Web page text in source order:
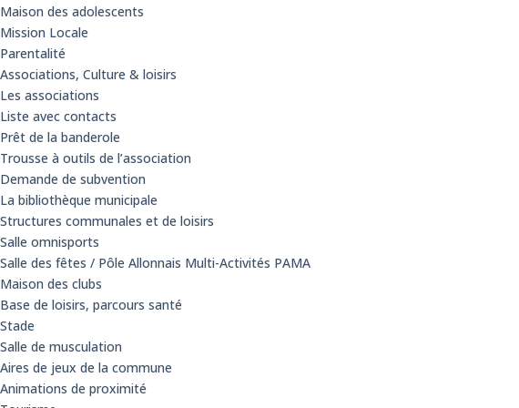
Maison des adolescents
Mission Locale
Parentalité
Associations, Culture & loisirs
Les associations
Liste avec contacts
Prêt de la banderole
Trousse à outils de l’association
Demande de subvention
La bibliothèque municipale
Structures communales et de loisirs
Salle omnisports
Salle des fêtes / Pôle Allonnais Multi-Activités PAMA
Maison des clubs
Base de loisirs, parcours santé
Stade
Salle de musculation
Aires de jeux de la commune
Animations de proximité